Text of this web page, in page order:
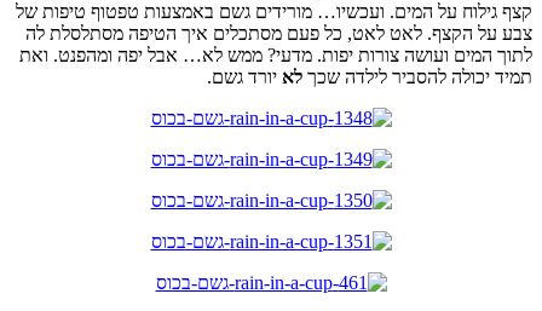
קצף גילוח על המים. ועכשיו… מורידים גשם באמצעות טפטוף טיפות של
צבע על הקצף. לאט לאט, כל פעם מסתכלים איך הטיפה מסתלסלת לה
לתוך המים ועושה צורות יפות. מדעי? ממש לא… אבל יפה ומהפנט. ואת
תמיד יכולה להסביר לילדה שכך לא יורד גשם.